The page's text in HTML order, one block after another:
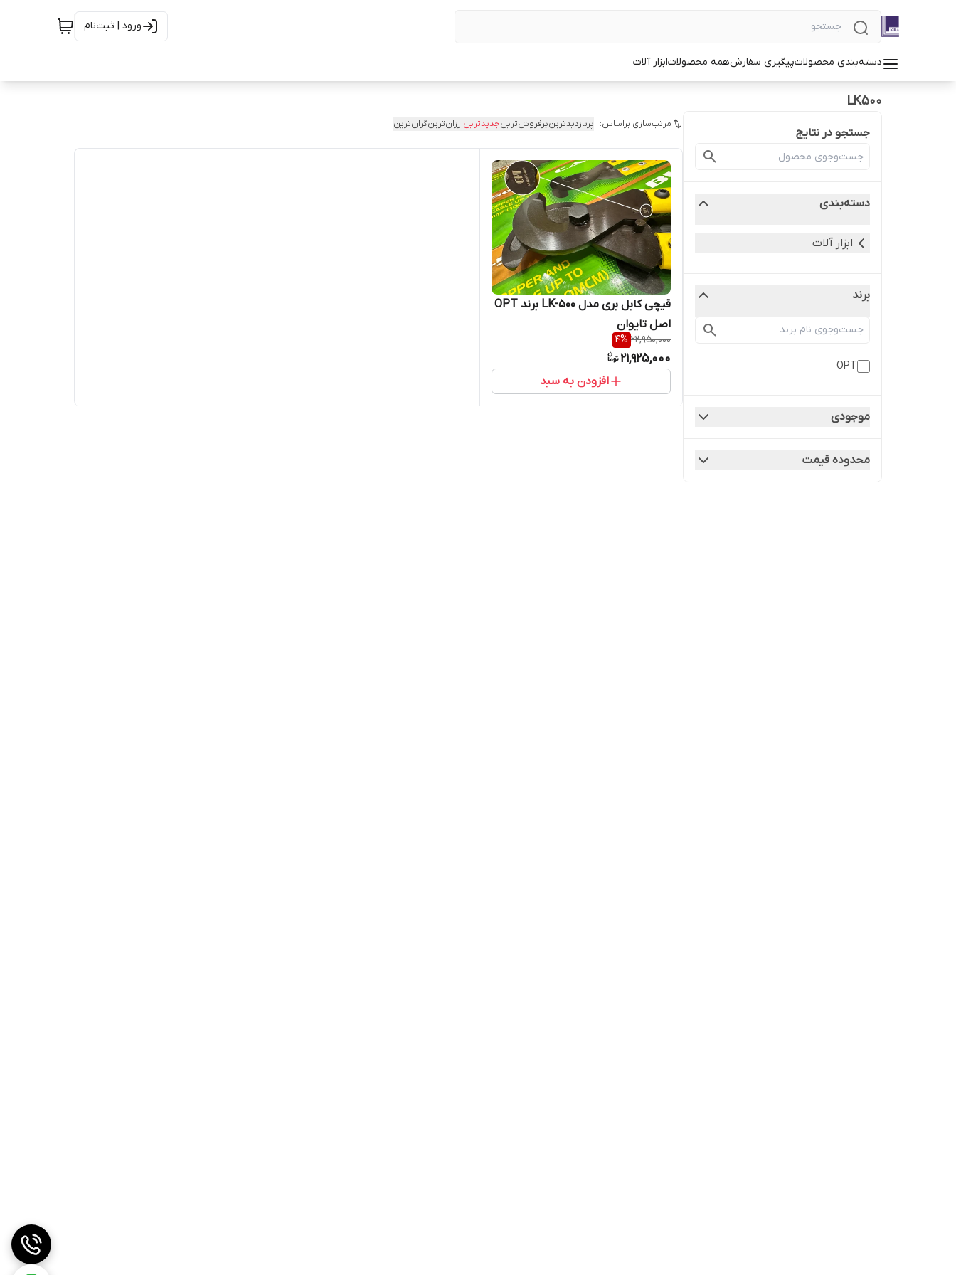
ورود | ثبت‌نام
دسته‌بندی محصولاتپیگیری سفارشهمه محصولاتابزار آلات
LK500
جستجو در نتایج
دسته‌بندی
ابزار آلات
برند
OPT
موجودی
محدوده قیمت
مرتب‌سازی براساس: پربازدیدترینپرفروش‌ترینجدیدترینارزان‌ترینگران‌ترین
قیچی کابل بری مدل LK-500 برند OPT
اصل تایوان
22,950,000
4%
21,925,000
افزودن به سبد